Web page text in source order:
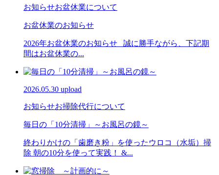
お知らせお盆休業について
お盆休業のお知らせ
2026年お盆休業のお知らせ 誠に勝手ながら、下記期
間はお盆休業の...
2026.05.30 upload
お知らせお掃除代行について
毎日の「10分清掃」～お風呂の鏡～
終わりかけの「歯磨き粉」を使ったウロコ（水垢）掃
除 朝の10分を使って実践！ &...